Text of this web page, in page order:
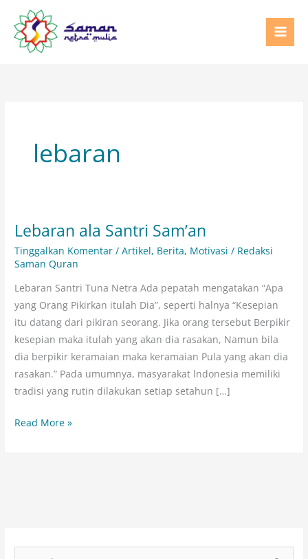
Lewati
konten
lebaran
Lebaran ala Santri Sam’an
Tinggalkan Komentar /Artikel, Berita, Motivasi / Redaksi
Saman Quran
Lebaran Santri Tuna Netra Ada pepatah mengatakan “Apa
yang Orang Pikirkan itulah Dia”, seperti halnya “Kesepian
itu datang dari pikiran seorang. Jika orang tersebut Berpikir
kesepian maka itulah yang akan dia rasakan, Namun bila
dia berpikir keramaian maka keramaian Pula yang akan dia
rasakan.” Pada umumnya, masyarakat lndonesia memiliki
tradisi yang rutin dilakukan setiap setahun […]
Lebaran
ala
Santri
Read More »